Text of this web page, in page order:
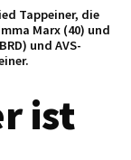
Tappeiner, die
Marx (40) und
und AVS-
ist